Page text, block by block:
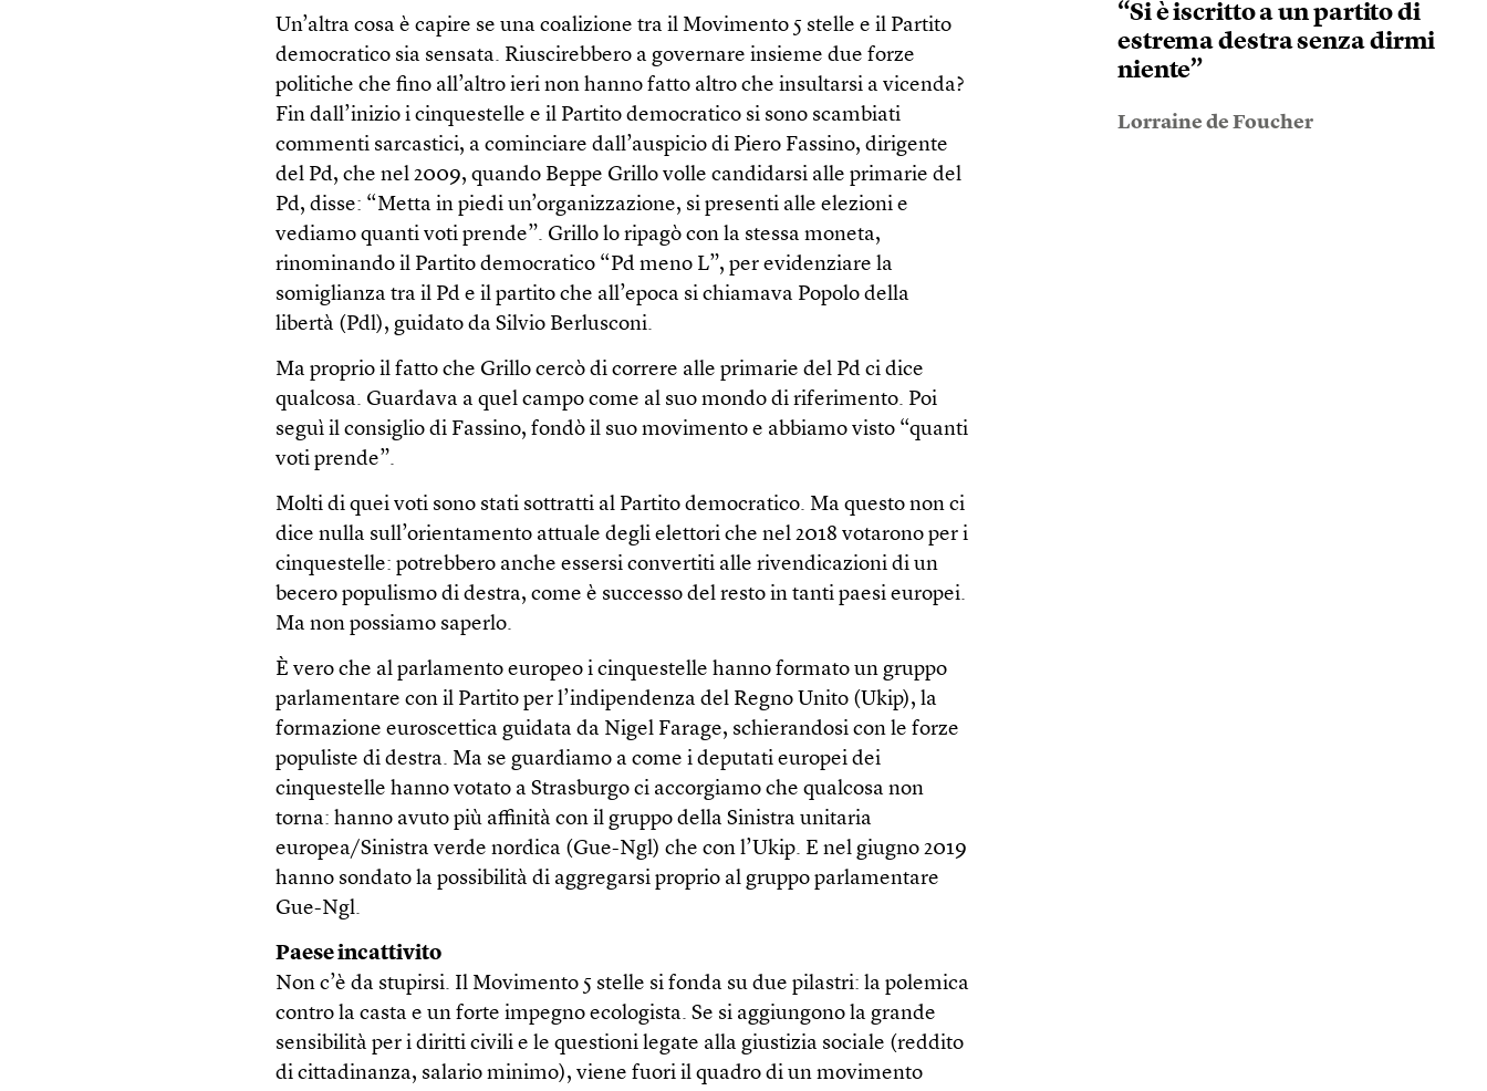
Un’altra cosa è capire se una coalizione tra il Movimento 5 stelle e il Partito
democratico sia sensata. Riuscirebbero a governare insieme due forze
politiche che fino all’altro ieri non hanno fatto altro che insultarsi a vicenda?
Fin dall’inizio i cinquestelle e il Partito democratico si sono scambiati
commenti sarcastici, a cominciare dall’auspicio di Piero Fassino, dirigente
del Pd, che nel 2009, quando Beppe Grillo volle candidarsi alle primarie del
Pd, disse: “Metta in piedi un’organizzazione, si presenti alle elezioni e
vediamo quanti voti prende”. Grillo lo ripagò con la stessa moneta,
rinominando il Partito democratico “Pd meno L”, per evidenziare la
somiglianza tra il Pd e il partito che all’epoca si chiamava Popolo della
libertà (Pdl), guidato da Silvio Berlusconi.
Ma proprio il fatto che Grillo cercò di correre alle primarie del Pd ci dice
qualcosa. Guardava a quel campo come al suo mondo di riferimento. Poi
seguì il consiglio di Fassino, fondò il suo movimento e abbiamo visto “quanti
voti prende”.
Molti di quei voti sono stati sottratti al Partito democratico. Ma questo non ci
dice nulla sull’orientamento attuale degli elettori che nel 2018 votarono per i
cinquestelle: potrebbero anche essersi convertiti alle rivendicazioni di un
becero populismo di destra, come è successo del resto in tanti paesi europei.
Ma non possiamo saperlo.
È vero che al parlamento europeo i cinquestelle hanno formato un gruppo
parlamentare con il Partito per l’indipendenza del Regno Unito (Ukip), la
formazione euroscettica guidata da Nigel Farage, schierandosi con le forze
populiste di destra. Ma se guardiamo a come i deputati europei dei
cinquestelle hanno votato a Strasburgo ci accorgiamo che qualcosa non
torna: hanno avuto più affinità con il gruppo della Sinistra unitaria
europea/Sinistra verde nordica (Gue-Ngl) che con l’Ukip. E nel giugno 2019
hanno sondato la possibilità di aggregarsi proprio al gruppo parlamentare
Gue-Ngl.
Paese incattivito
Non c’è da stupirsi. Il Movimento 5 stelle si fonda su due pilastri: la polemica
contro la casta e un forte impegno ecologista. Se si aggiungono la grande
sensibilità per i diritti civili e le questioni legate alla giustizia sociale (reddito
di cittadinanza, salario minimo), viene fuori il quadro di un movimento
“Si è iscritto a un partito di
estrema destra senza dirmi
niente”
Lorraine de Foucher